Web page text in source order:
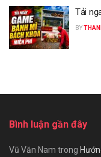
Tải
BY
Bình luận gần đây
Vũ Văn Nam trong